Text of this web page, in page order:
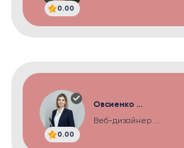
0.00
0.00
Овсиенко ...
Веб-дизайнер ...